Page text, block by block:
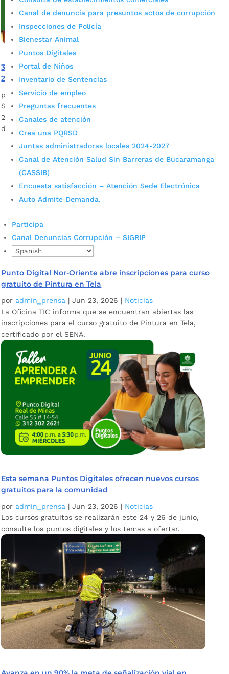
Canal de denuncia para presuntos actos de corrupción
Inspecciones de Policía
Bienestar Animal
Puntos Digitales
Portal de Niños
Inventario de Sentencias
Servicio de empleo
Preguntas frecuentes
Canales de atención
Crea una PQRSD
Juntas administradoras locales 2024-2027
Canal de Atención Salud Sin Barreras de Bucaramanga
(CASSIB)
Encuesta satisfacción – Atención Sede Electrónica
Auto Admite Demanda.
Participa
Canal Denuncias Corrupción – SIGRIP
375 sueños comienzan a hacerse realidad con Imparables
2.0
por admin_prensa|Jun 23, 2026
Se publicaron los resultados de la convocatoria Imparables
2.0: 375 jóvenes fueron seleccionados para acceder a becas
de educación superior.
Punto Digital Nor-Oriente abre inscripciones para curso
gratuito de Pintura en Tela
por admin_prensa |Jun 23, 2026 | Noticias
La Oficina TIC informa que se encuentran abiertas las
inscripciones para el curso gratuito de Pintura en Tela,
certificado por el SENA.
Esta semana Puntos Digitales ofrecen nuevos cursos
gratuitos para la comunidad
por admin_prensa |Jun 23, 2026 | Noticias
Los cursos gratuitos se realizarán este 24 y 26 de junio,
consulte los puntos digitales y los temas a ofertar.